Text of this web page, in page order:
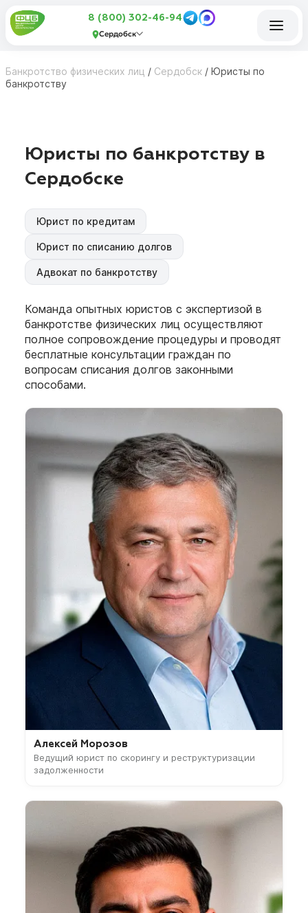
8 (800) 302-46-94
Сердобск
Банкротство физических лиц / Сердобск / Юристы по
банкротству
Юристы по банкротству в
Сердобске
Юрист по кредитам
Юрист по списанию долгов
Адвокат по банкротству
Команда опытных юристов с экспертизой в
банкротстве физических лиц осуществляют
полное сопровождение процедуры и проводят
бесплатные консультации граждан по
вопросам списания долгов законными
способами.
Алексей Морозов
Ведущий юрист по скорингу и реструктуризации
задолженности